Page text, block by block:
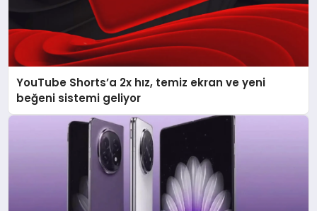
YouTube Shorts’a 2x hız, temiz ekran ve yeni
beğeni sistemi geliyor